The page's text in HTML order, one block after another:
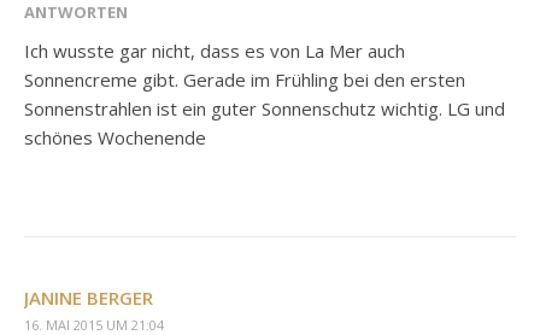
ANTWORTEN
Ich wusste gar nicht, dass es von La Mer auch
Sonnencreme gibt. Gerade im Frühling bei den ersten
Sonnenstrahlen ist ein guter Sonnenschutz wichtig. LG und
schönes Wochenende
JANINE BERGER
16. MAI 2015 UM 21:04